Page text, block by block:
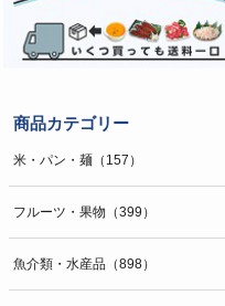
商品カテゴリー
米・パン・麺（157）
フルーツ・果物（399）
魚介類・水産品（898）